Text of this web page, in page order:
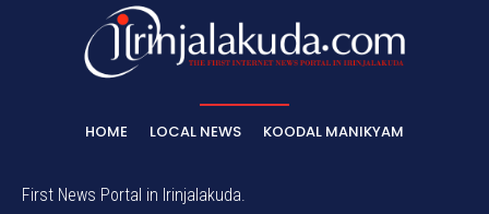
HOME LOCAL NEWS KOODAL MANIKYAM
First News Portal in Irinjalakuda.